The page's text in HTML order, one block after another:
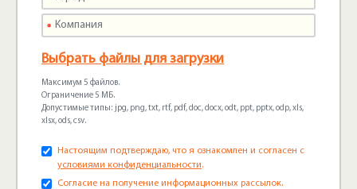
Выбрать файлы для загрузки
Максимум 5 файлов.
Ограничение 5 МБ.
Допустимые типы: jpg, png, txt, rtf, pdf, doc, docx, odt, ppt, pptx, odp, xls,
xlsx, ods, csv.
Настоящим подтверждаю, что я ознакомлен и согласен с
условиями конфиденциальности.
Согласие на получение информационных рассылок.